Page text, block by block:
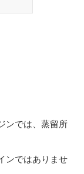
ンでは、蒸留所
ンではありませ